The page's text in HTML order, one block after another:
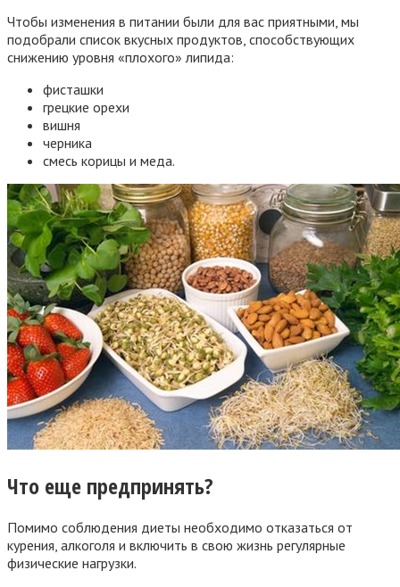
Чтобы изменения в питании были для вас приятными, мы
подобрали список вкусных продуктов, способствующих
снижению уровня «плохого» липида:
фисташки
грецкие орехи
вишня
черника
смесь корицы и меда.
Что еще предпринять?
Помимо соблюдения диеты необходимо отказаться от
курения, алкоголя и включить в свою жизнь регулярные
физические нагрузки.